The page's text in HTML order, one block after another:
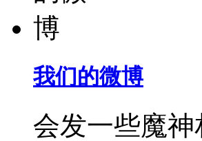
我们的微博
会发一些魔